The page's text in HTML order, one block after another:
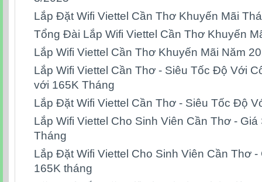
Lắp Đặt Wifi Viettel Cần Thơ Khuyến Mãi
Tổng Đài Lắp Wifi Viettel Cần Thơ Khuyến
Lắp Wifi Viettel Cần Thơ Khuyến Mãi Năm
Lắp Wifi Viettel Cần Thơ - Siêu Tốc Độ Với
với 165K Tháng
Lắp Đặt Wifi Viettel Cần Thơ - Siêu Tốc Độ
Lắp Wifi Viettel Cho Sinh Viên Cần Thơ -
Tháng
Lắp Đặt Wifi Viettel Cho Sinh Viên Cần Thơ
165K tháng